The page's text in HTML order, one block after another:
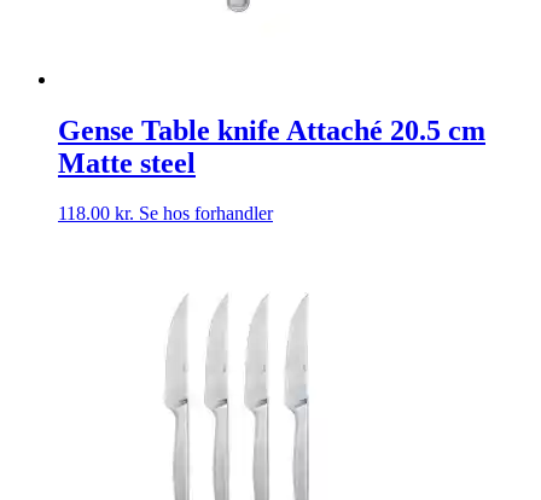
Gense Table knife Attaché 20.5 cm
Matte steel
118.00 kr. Se hos forhandler